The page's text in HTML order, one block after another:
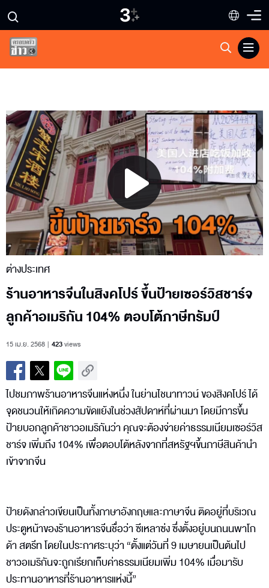
Play
Video
ต่างประเทศ
ร้านอาหารจีนในสิงคโปร์ ขึ้นป้ายเซอร์วิสชาร์จ
ลูกค้าอเมริกัน 104% ตอบโต้ภาษีทรัมป์
15 เม.ย. 2568 423views
ไปชมภาพร้านอาหารจีนแห่งหนึ่ง ในย่านไชนาทาวน์ ของสิงคโปร์ ได้
จุดชนวนให้เกิดความขัดแย้งในช่วงสัปดาห์ที่ผ่านมา โดยมีการขึ้น
ป้ายบอกลูกค้าชาวอเมริกันว่า คุณจะต้องจ่ายค่าธรรมเนียมเซอร์วิส
ชาร์จ เพิ่มถึง 104% เพื่อตอบโต้หลังจากที่สหรัฐฯขึ้นภาษีสินค้านำ
เข้าจากจีน
ป้ายดังกล่าวเขียนเป็นทั้งภาษาอังกฤษและภาษาจีน ติดอยู่ที่บริเวณ
ประตูหน้าของร้านอาหารจีนชื่อว่า ซีเหลาซ่ง ซึ่งตั้งอยู่บนถนนพาโก
ด้า สตรีท โดยในประกาศระบุว่า “ตั้งแต่วันที่ 9 เมษายนเป็นต้นไป
ชาวอเมริกันจะถูกเรียกเก็บค่าธรรมเนียมเพิ่ม 104% เมื่อมารับ
ประทานอาหารที่ร้านอาหารแห่งนี้”